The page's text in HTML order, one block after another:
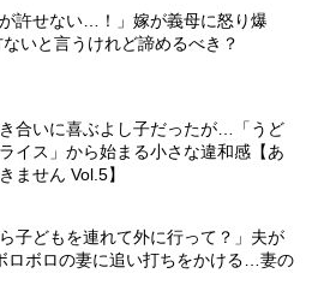
が許せない…！」嫁が義母に怒り爆
いと言うけれど諦めるべき？
合いに喜ぶよし子だったが…「うど
イス」から始まる小さな違和感【あ
ません Vol.5】
ら子どもを連れて外に行って？」夫が
ロボロの妻に追い打ちをかける…妻の